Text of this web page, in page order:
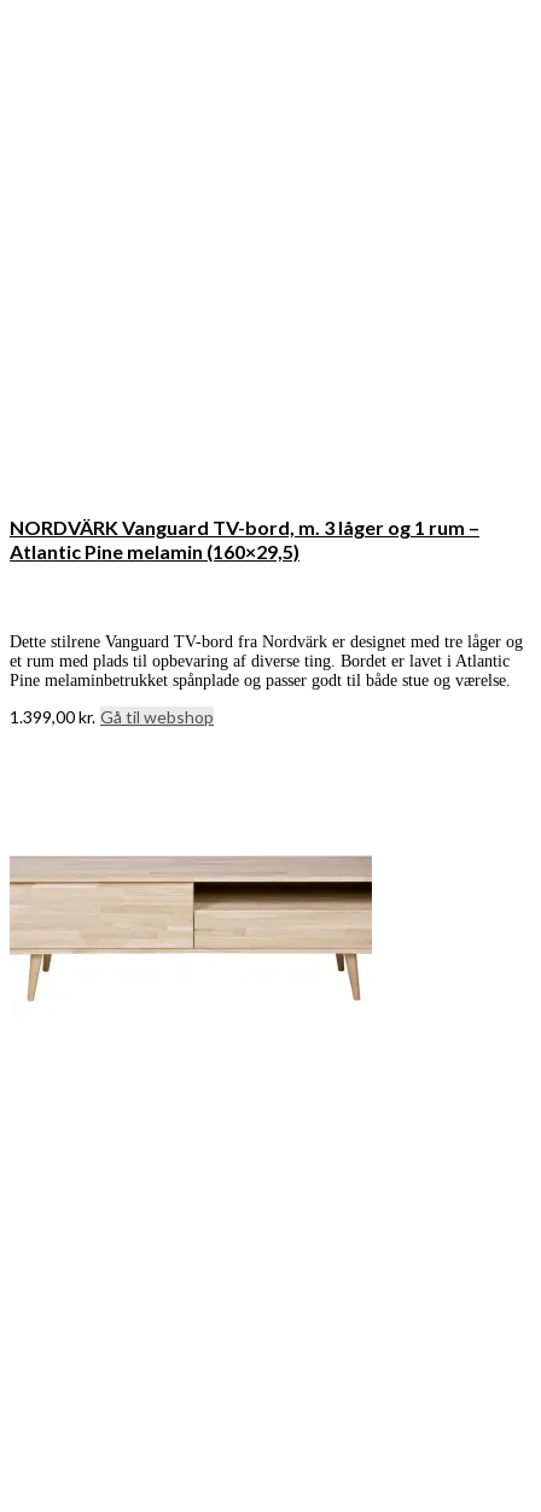
NORDVÄRK Vanguard TV-bord, m. 3 låger og 1 rum –
Atlantic Pine melamin (160×29,5)
Dette stilrene Vanguard TV-bord fra Nordvärk er designet med tre låger og
et rum med plads til opbevaring af diverse ting. Bordet er lavet i Atlantic
Pine melaminbetrukket spånplade og passer godt til både stue og værelse.
1.399,00kr. Gå til webshop